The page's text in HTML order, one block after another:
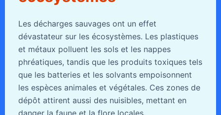
Les décharges sauvages ont un effet
dévastateur sur les écosystèmes. Les plastiques
et métaux polluent les sols et les nappes
phréatiques, tandis que les produits toxiques tels
que les batteries et les solvants empoisonnent
les espèces animales et végétales. Ces zones de
dépôt attirent aussi des nuisibles, mettant en
danger la faune et la flore locales.